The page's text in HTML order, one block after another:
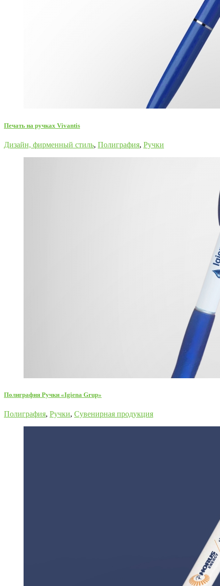
Печать на ручках Vivantis
Дизайн, фирменный стиль, Полиграфия, Ручки
Полиграфия Ручки «Igiena Grup»
Полиграфия, Ручки, Сувенирная продукция